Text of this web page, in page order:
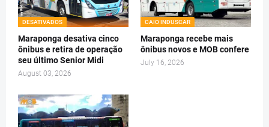
DESATIVADOS
Maraponga desativa cinco
ônibus e retira de operação
seu último Senior Midi
August 03, 2026
CAIO INDUSCAR
Maraponga recebe mais
ônibus novos e MOB confere
July 16, 2026